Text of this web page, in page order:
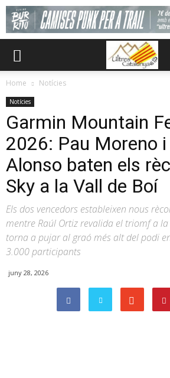
Home Notícies
Notícies
Garmin Mountain
2026: Pau Moreno i
Alonso baten els
Sky a la Vall de Boí
Els dos vencedors estableixen nous
mentre Raúl Ortiz revalida el triomf a
torna a pujar al graó més alt del podi
3.000 participants
juny 28, 2026